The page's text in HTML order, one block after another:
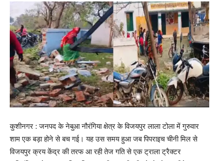
कुशीनगर : जनपद के नेबुआ नौरंगिया क्षेत्र के विजयपुर लाला टोला में गुरुवार
शाम एक बड़ा होने से बच गई। यह उस समय हुआ जब पिपराइच चीनी मिल से
विजयपुर क्रय केंद्र की तरफ आ रही तेज गति से एक ट्राला ट्रैक्टर